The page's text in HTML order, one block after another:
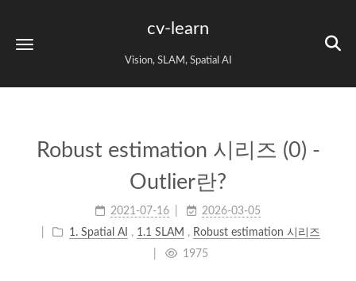
cv-learn
Vision, SLAM, Spatial AI
Robust estimation 시리즈 (0) -
Outlier란?
2021-07-16
2026-03-05
1. Spatial AI , 1.1 SLAM , Robust estimation 시리즈
1975